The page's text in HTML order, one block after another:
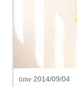
time 2014/09/04